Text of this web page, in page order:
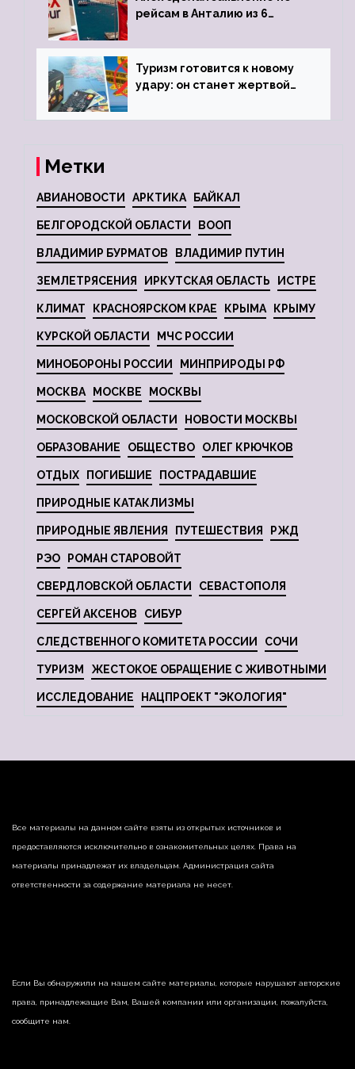
рейсам в Анталию из 6
Туризм готовится к новому
удару: он станет жертвой
Метки
АВИАНОВОСТИ АРКТИКА БАЙКАЛ
БЕЛГОРОДСКОЙ ОБЛАСТИ ВООП
ВЛАДИМИР БУРМАТОВ ВЛАДИМИР ПУТИН
ЗЕМЛЕТРЯСЕНИЯ ИРКУТСКАЯ ОБЛАСТЬ ИСТРЕ
КЛИМАТ КРАСНОЯРСКОМ КРАЕ КРЫМА КРЫМУ
КУРСКОЙ ОБЛАСТИ МЧС РОССИИ
МИНОБОРОНЫ РОССИИ МИНПРИРОДЫ РФ
МОСКВА МОСКВЕ МОСКВЫ
МОСКОВСКОЙ ОБЛАСТИ НОВОСТИ МОСКВЫ
ОБРАЗОВАНИЕ ОБЩЕСТВО ОЛЕГ КРЮЧКОВ
ОТДЫХ ПОГИБШИЕ ПОСТРАДАВШИЕ
ПРИРОДНЫЕ КАТАКЛИЗМЫ
ПРИРОДНЫЕ ЯВЛЕНИЯ ПУТЕШЕСТВИЯ РЖД
РЭО РОМАН СТАРОВОЙТ
СВЕРДЛОВСКОЙ ОБЛАСТИ СЕВАСТОПОЛЯ
СЕРГЕЙ АКСЕНОВ СИБУР
СЛЕДСТВЕННОГО КОМИТЕТА РОССИИ СОЧИ
ТУРИЗМ ЖЕСТОКОЕ ОБРАЩЕНИЕ С ЖИВОТНЫМИ
ИССЛЕДОВАНИЕ НАЦПРОЕКТ "ЭКОЛОГИЯ"
Все материалы на данном сайте взяты из открытых источников и
предоставляются исключительно в ознакомительных целях. Права на
материалы принадлежат их владельцам. Администрация сайта
ответственности за содержание материала не несет.
Если Вы обнаружили на нашем сайте материалы, которые нарушают авторские
права, принадлежащие Вам, Вашей компании или организации, пожалуйста,
сообщите нам.